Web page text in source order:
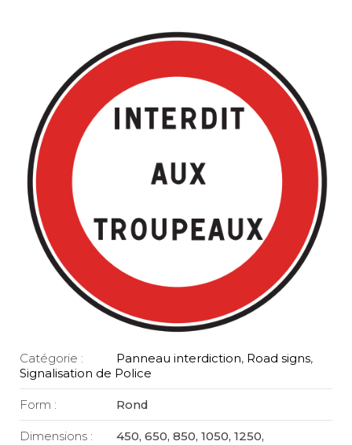
Catégorie : Panneau interdiction, Road signs,
Signalisation de Police
Form : Rond
Dimensions : 450, 650, 850, 1050, 1250,